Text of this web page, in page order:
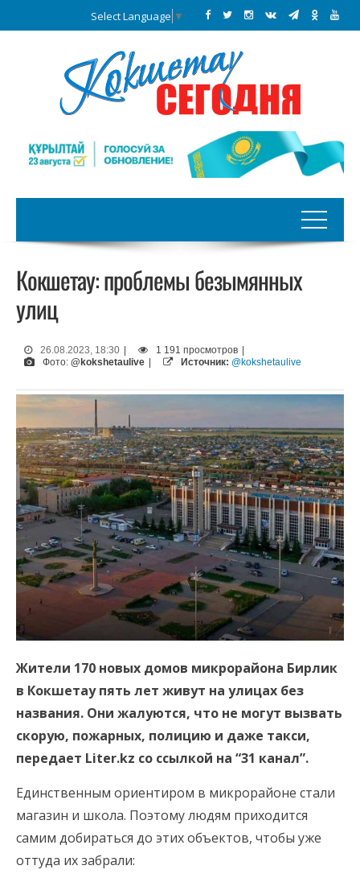
Select Language ▼
Кокшетау: проблемы безымянных
улиц
26.08.2023, 18:30 1 191 просмотров
Фото: @kokshetaulive Источник: @kokshetaulive
Жители 170 новых домов микрорайона Бирлик
в Кокшетау пять лет живут на улицах без
названия. Они жалуются, что не могут вызвать
скорую, пожарных, полицию и даже такси,
передает Liter.kz со ссылкой на “31 канал”.
Единственным ориентиром в микрорайоне стали
магазин и школа. Поэтому людям приходится
самим добираться до этих объектов, чтобы уже
оттуда их забрали: